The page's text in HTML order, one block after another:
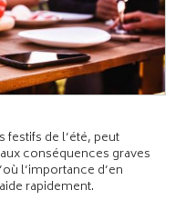
de l’été, peut
conséquences graves
l’importance d’en
rapidement.